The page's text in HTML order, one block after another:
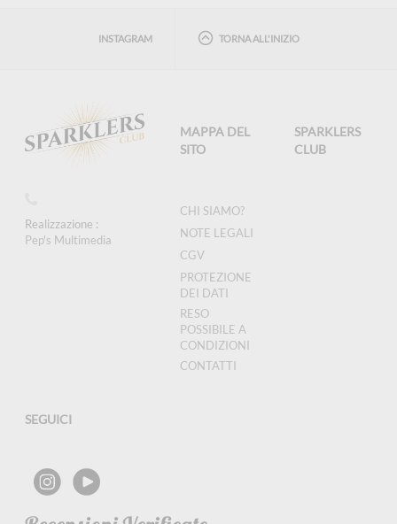
INSTAGRAM TORNA ALL'INIZIO
Realizzazione :
Pep's Multimedia
MAPPA DEL
SITO
CHI SIAMO?
NOTE LEGALI
CGV
PROTEZIONE
DEI DATI
RESO
POSSIBILE A
CONDIZIONI
CONTATTI
SPARKLERS
CLUB
SEGUICI